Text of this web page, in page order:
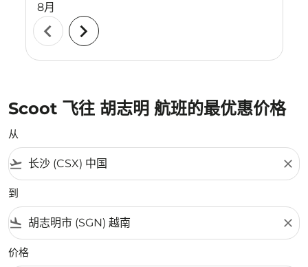
8月
chevron_left chevron_right
Scoot 飞往 胡志明 航班的最优惠价格
从
flight_takeoff close
到
flight_land close
价格